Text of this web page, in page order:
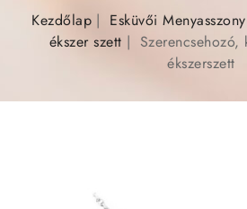
Kezdőlap Esküvői
ékszer szett
ékszerszett